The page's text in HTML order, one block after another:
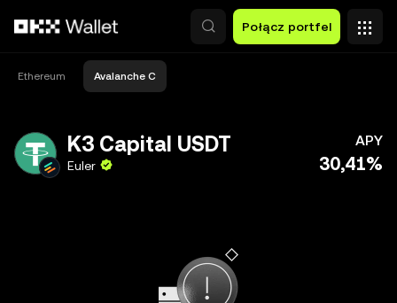
Połącz portfel
Ethereum Avalanche C
K3 Capital USDT
Euler
APY
30,41%